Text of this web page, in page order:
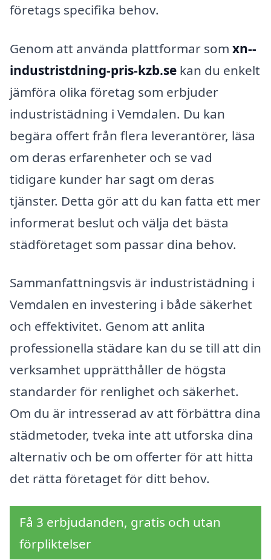
företags specifika behov.
Genom att använda plattformar som xn--
industristdning-pris-kzb.se kan du enkelt
jämföra olika företag som erbjuder
industristädning i Vemdalen. Du kan
begära offert från flera leverantörer, läsa
om deras erfarenheter och se vad
tidigare kunder har sagt om deras
tjänster. Detta gör att du kan fatta ett mer
informerat beslut och välja det bästa
städföretaget som passar dina behov.
Sammanfattningsvis är industristädning i
Vemdalen en investering i både säkerhet
och effektivitet. Genom att anlita
professionella städare kan du se till att din
verksamhet upprätthåller de högsta
standarder för renlighet och säkerhet.
Om du är intresserad av att förbättra dina
städmetoder, tveka inte att utforska dina
alternativ och be om offerter för att hitta
det rätta företaget för ditt behov.
Få 3 erbjudanden, gratis och utan
förpliktelser